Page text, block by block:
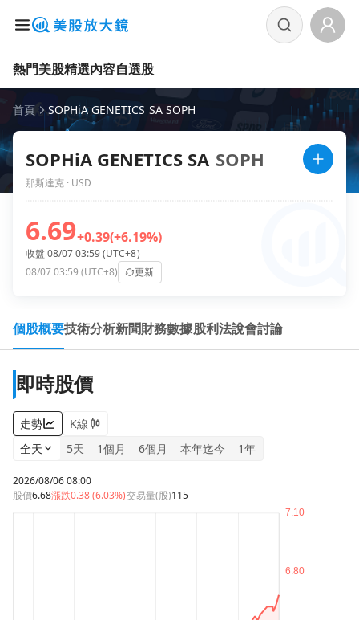
熱門美股精選內容自選股
首頁 SOPHiA GENETICS SA SOPH
SOPHiA GENETICS SA SOPH
那斯達克 · USD
6.69+0.39(+6.19%)
收盤 08/07 03:59 (UTC+8)
08/07 03:59 (UTC+8)
更新
個股概要技術分析新聞財務數據股利法說會討論
即時股價
走勢
K線
全天
5天 1個月 6個月 本年迄今 1年
2026/08/06 08:00
股價6.68漲跌0.38 (6.03%)交易量(股)115